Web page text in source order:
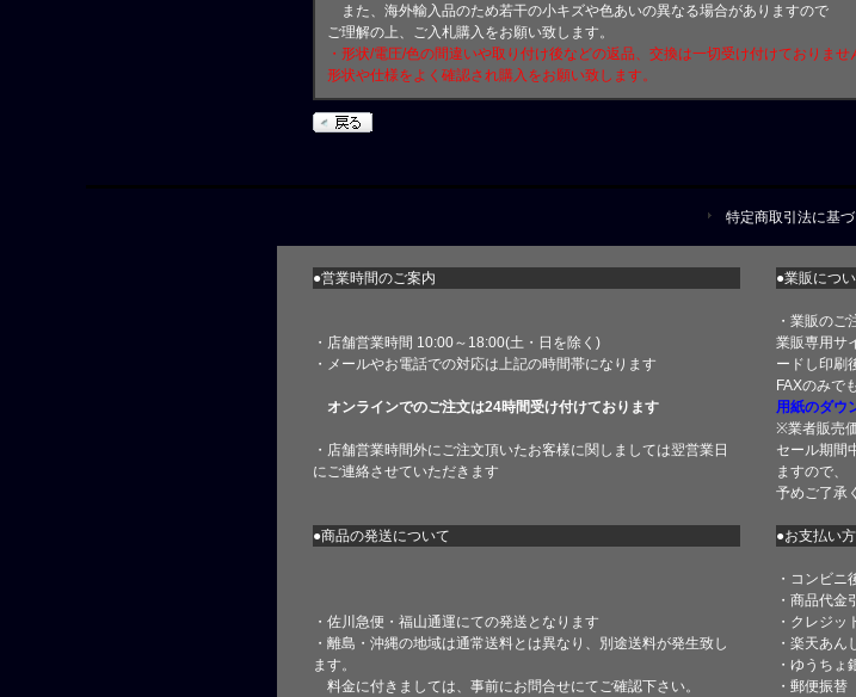
また、海外輸入品のため若干の小キズや色あいの異なる場合がありますので
ご理解の上、ご入札購入をお願い致します。
・形状/電圧/色の間違いや取り付け後などの返品、交換は一切受け付けておりませ
形状や仕様をよく確認され購入をお願い致します。
特定商取引法に基
●営業時間のご案内 ●業販につ
・店舗営業時間 10:00～18:00(土・日を除く)
・メールやお電話での対応は上記の時間帯になります
オンラインでのご注文は24時間受け付けております
・店舗営業時間外にご注文頂いたお客様に関しましては翌営業日
にご連絡させていただきます
・業販のご
業販専用サ
ードし印刷
FAXのみで
用紙のダウ
※業者販売
セール期間
ますので、
予めご了承
●商品の発送について ●お支払い
・佐川急便・福山通運にての発送となります
・離島・沖縄の地域は通常送料とは異なり、別途送料が発生致し
ます。
料金に付きましては、事前にお問合せにてご確認下さい。
・コンビニ
・商品代金
・クレジッ
・楽天あん
・ゆうちょ
・郵便振替